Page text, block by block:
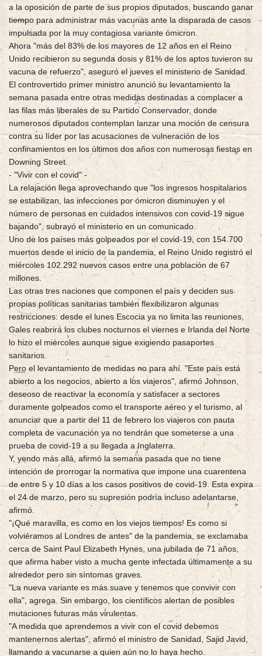
a la oposición de parte de sus propios diputados, buscando ganar
tiempo para administrar más vacunas ante la disparada de casos
impulsada por la muy contagiosa variante ómicron.
Ahora "más del 83% de los mayores de 12 años en el Reino
Unido recibieron su segunda dosis y 81% de los aptos tuvieron su
vacuna de refuerzo", aseguró el jueves el ministerio de Sanidad.
El controvertido primer ministro anunció su levantamiento la
semana pasada entre otras medidas destinadas a complacer a
las filas más liberales de su Partido Conservador, donde
numerosos diputados contemplan lanzar una moción de censura
contra su líder por las acusaciones de vulneración de los
confinamientos en los últimos dos años con numerosas fiestas en
Downing Street.
- "Vivir con el covid" -
La relajación llega aprovechando que "los ingresos hospitalarios
se estabilizan, las infecciones por ómicron disminuyen y el
número de personas en cuidados intensivos con covid-19 sigue
bajando", subrayó el ministerio en un comunicado.
Uno de los países más golpeados por el covid-19, con 154.700
muertos desde el inicio de la pandemia, el Reino Unido registró el
miércoles 102.292 nuevos casos entre una población de 67
millones.
Las otras tres naciones que componen el país y deciden sus
propias políticas sanitarias también flexibilizaron algunas
restricciones: desde el lunes Escocia ya no limita las reuniones,
Gales reabrirá los clubes nocturnos el viernes e Irlanda del Norte
lo hizo el miércoles aunque sigue exigiendo pasaportes
sanitarios.
Pero el levantamiento de medidas no para ahí. "Este país está
abierto a los negocios, abierto a los viajeros", afirmó Johnson,
deseoso de reactivar la economía y satisfacer a sectores
duramente golpeados como el transporte aéreo y el turismo, al
anunciar que a partir del 11 de febrero los viajeros con pauta
completa de vacunación ya no tendrán que someterse a una
prueba de covid-19 a su llegada a Inglaterra.
Y, yendo más allá, afirmó la semana pasada que no tiene
intención de prorrogar la normativa que impone una cuarentena
de entre 5 y 10 días a los casos positivos de covid-19. Esta expira
el 24 de marzo, pero su supresión podría incluso adelantarse,
afirmó.
"¡Qué maravilla, es como en los viejos tiempos! Es como si
volviéramos al Londres de antes" de la pandemia, se exclamaba
cerca de Saint Paul Elizabeth Hynes, una jubilada de 71 años,
que afirma haber visto a mucha gente infectada últimamente a su
alrededor pero sin síntomas graves.
"La nueva variante es más suave y tenemos que convivir con
ella", agrega. Sin embargo, los científicos alertan de posibles
mutaciones futuras más virulentas.
"A medida que aprendemos a vivir con el covid debemos
mantenernos alertas", afirmó el ministro de Sanidad, Sajid Javid,
llamando a vacunarse a quien aún no lo haya hecho.